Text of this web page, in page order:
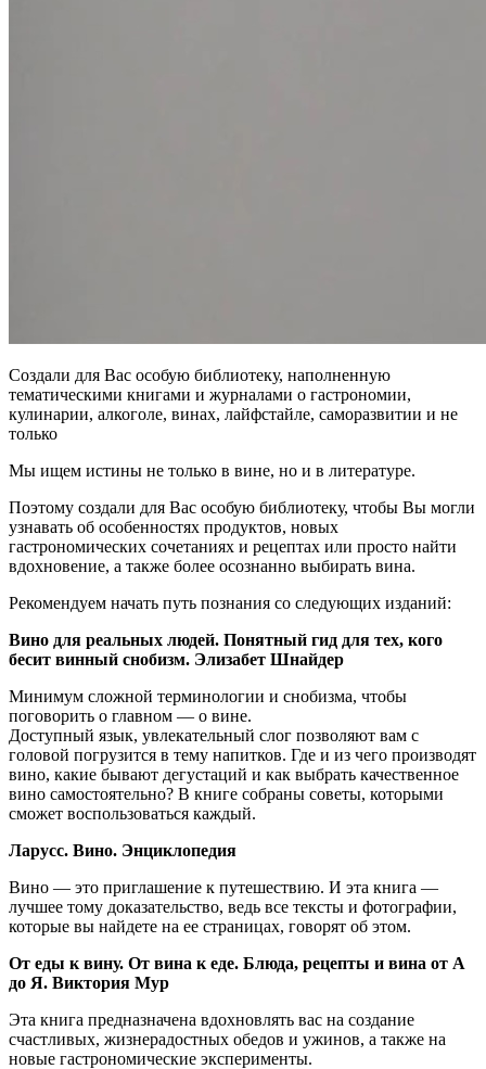
Создали для Вас особую библиотеку, наполненную
тематическими книгами и журналами о гастрономии,
кулинарии, алкоголе, винах, лайфстайле, саморазвитии и не
только
Мы ищем истины не только в вине, но и в литературе.
Поэтому создали для Вас особую библиотеку, чтобы Вы могли
узнавать об особенностях продуктов, новых
гастрономических сочетаниях и рецептах или просто найти
вдохновение, а также более осознанно выбирать вина.
Рекомендуем начать путь познания со следующих изданий:
Вино для реальных людей. Понятный гид для тех, кого
бесит винный снобизм. Элизабет Шнайдер
Минимум сложной терминологии и снобизма, чтобы
поговорить о главном — о вине.
Доступный язык, увлекательный слог позволяют вам с
головой погрузится в тему напитков. Где и из чего производят
вино, какие бывают дегустаций и как выбрать качественное
вино самостоятельно? В книге собраны советы, которыми
сможет воспользоваться каждый.
Ларусс. Вино. Энциклопедия
Вино — это приглашение к путешествию. И эта книга —
лучшее тому доказательство, ведь все тексты и фотографии,
которые вы найдете на ее страницах, говорят об этом.
От еды к вину. От вина к еде. Блюда, рецепты и вина от А
до Я. Виктория Мур
Эта книга предназначена вдохновлять вас на создание
счастливых, жизнерадостных обедов и ужинов, а также на
новые гастрономические эксперименты.